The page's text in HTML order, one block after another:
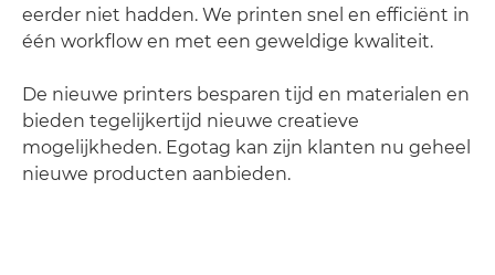
eerder niet hadden. We printen snel en efficiënt in
één workflow en met een geweldige kwaliteit.
De nieuwe printers besparen tijd en materialen en
bieden tegelijkertijd nieuwe creatieve
mogelijkheden. Egotag kan zijn klanten nu geheel
nieuwe producten aanbieden.